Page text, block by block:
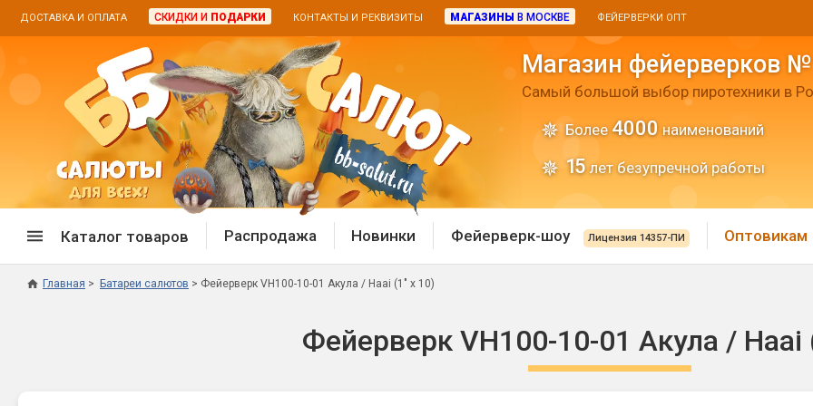
ДОСТАВКА И ОПЛАТА СКИДКИ И ПОДАРКИ КОНТАКТЫ И РЕКВИЗИТЫ МАГАЗИНЫ В МОСКВЕ ФЕЙЕРВЕРКИ ОПТ
Магазин фейерверков
Самый большой выбор пиротехники в
Более 4000 наименований
15 лет безупречной работы
Каталог товаров
Дневные батареи
Хлопушки и
Распродажа Новинки Фейерверк-шоу Лицензия 14357-ПИ Оптовикам
Главная Батареи салютов Фейерверк VH100-10-01 Акула / Haai (1" х 10)
Фейерверк VH100-10-01 Акула / Haai